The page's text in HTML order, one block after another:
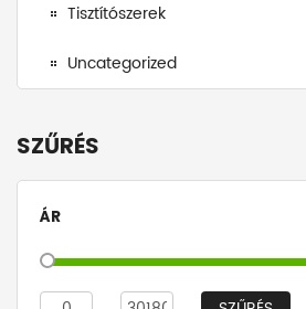
Tisztítószerek
Uncategorized
SZŰRÉS
ÁR